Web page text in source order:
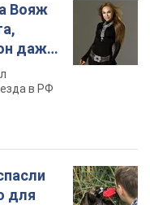
Вояж
даже
в РФ
для